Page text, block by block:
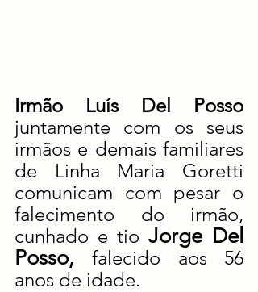
juntamente com os seus
irmãos e demais familiares
de Linha Maria Goretti
comunicam com pesar o
falecimento do irmão,
cunhado e tio Jorge Del
Posso, falecido aos 56
anos de idade.